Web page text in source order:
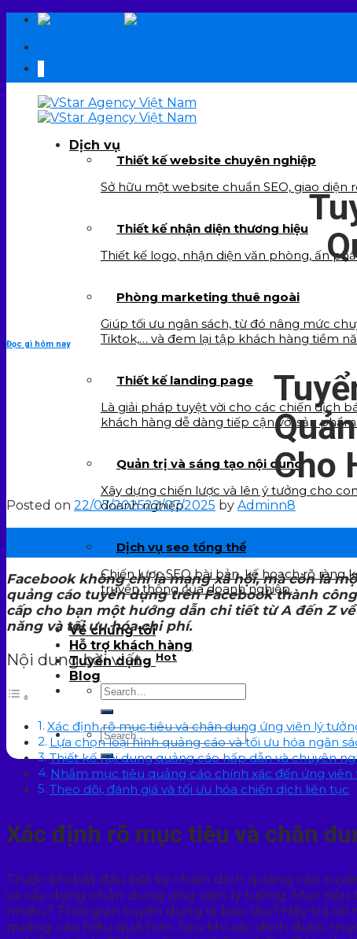
Skip
content
Dịch vụ
Thiết kế website chuyên nghiệp
Sở hữu một website chuẩn SEO, giao
Thiết kế nhận diện thương hiệu
Thiết kế logo, nhận diện văn phòng, ấn
Phòng marketing thuê ngoài
Giúp tối ưu ngân sách, từ đó nâng mức
Tiktok,… và đem lại tập khách hàng tiềm
Thiết kế landing page
Là giải pháp tuyệt vời cho các chiến dịch
khách hàng dễ dàng tiếp cận với sản
Quản trị và sáng tạo nội dung
Xây dựng chiến lược và lên ý tưởng cho
doanh nghiệp.
Dịch vụ seo tổng thể
Chiến lược SEO bài bản, kế hoạch rõ
truyền thông của doanh nghiệp.
Về chúng tôi
Hỗ trợ khách hàng
Tuyển dụng Hot
Blog
Đọc gì hôm nay
Cho
Posted on 22/07/202522/07/2025 by Adminn8
Facebook không chỉ là mạng xã hội, mà còn là
quảng cáo tuyển dụng trên Facebook thành
cấp cho bạn một hướng dẫn chi tiết từ A đến Z
năng và tối ưu hóa chi phí.
Nội dung bài viết
Xác định rõ mục tiêu và chân dung ứng viên lý
Lựa chọn loại hình quảng cáo và tối ưu hóa ngân
Thiết kế nội dung quảng cáo hấp dẫn và chuyên
Nhắm mục tiêu quảng cáo chính xác đến ứng viên
Theo dõi, đánh giá và tối ưu hóa chiến dịch liên tục
Xác định rõ mục tiêu và chân
Trước khi bắt đầu bất kỳ chiến dịch quảng cáo
và xây dựng chân dung ứng viên lý tưởng. Mục
nhiêu? Thời gian tuyển dụng là bao lâu? Hãy trả
quảng cáo hiệu quả hơn. Sau khi xác định được